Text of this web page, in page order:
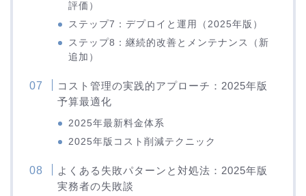
評価）
ステップ7：デプロイと運用（2025年版）
ステップ8：継続的改善とメンテナンス（新
追加）
コスト管理の実践的アプローチ：2025年版
予算最適化
2025年最新料金体系
2025年版コスト削減テクニック
よくある失敗パターンと対処法：2025年版
実務者の失敗談